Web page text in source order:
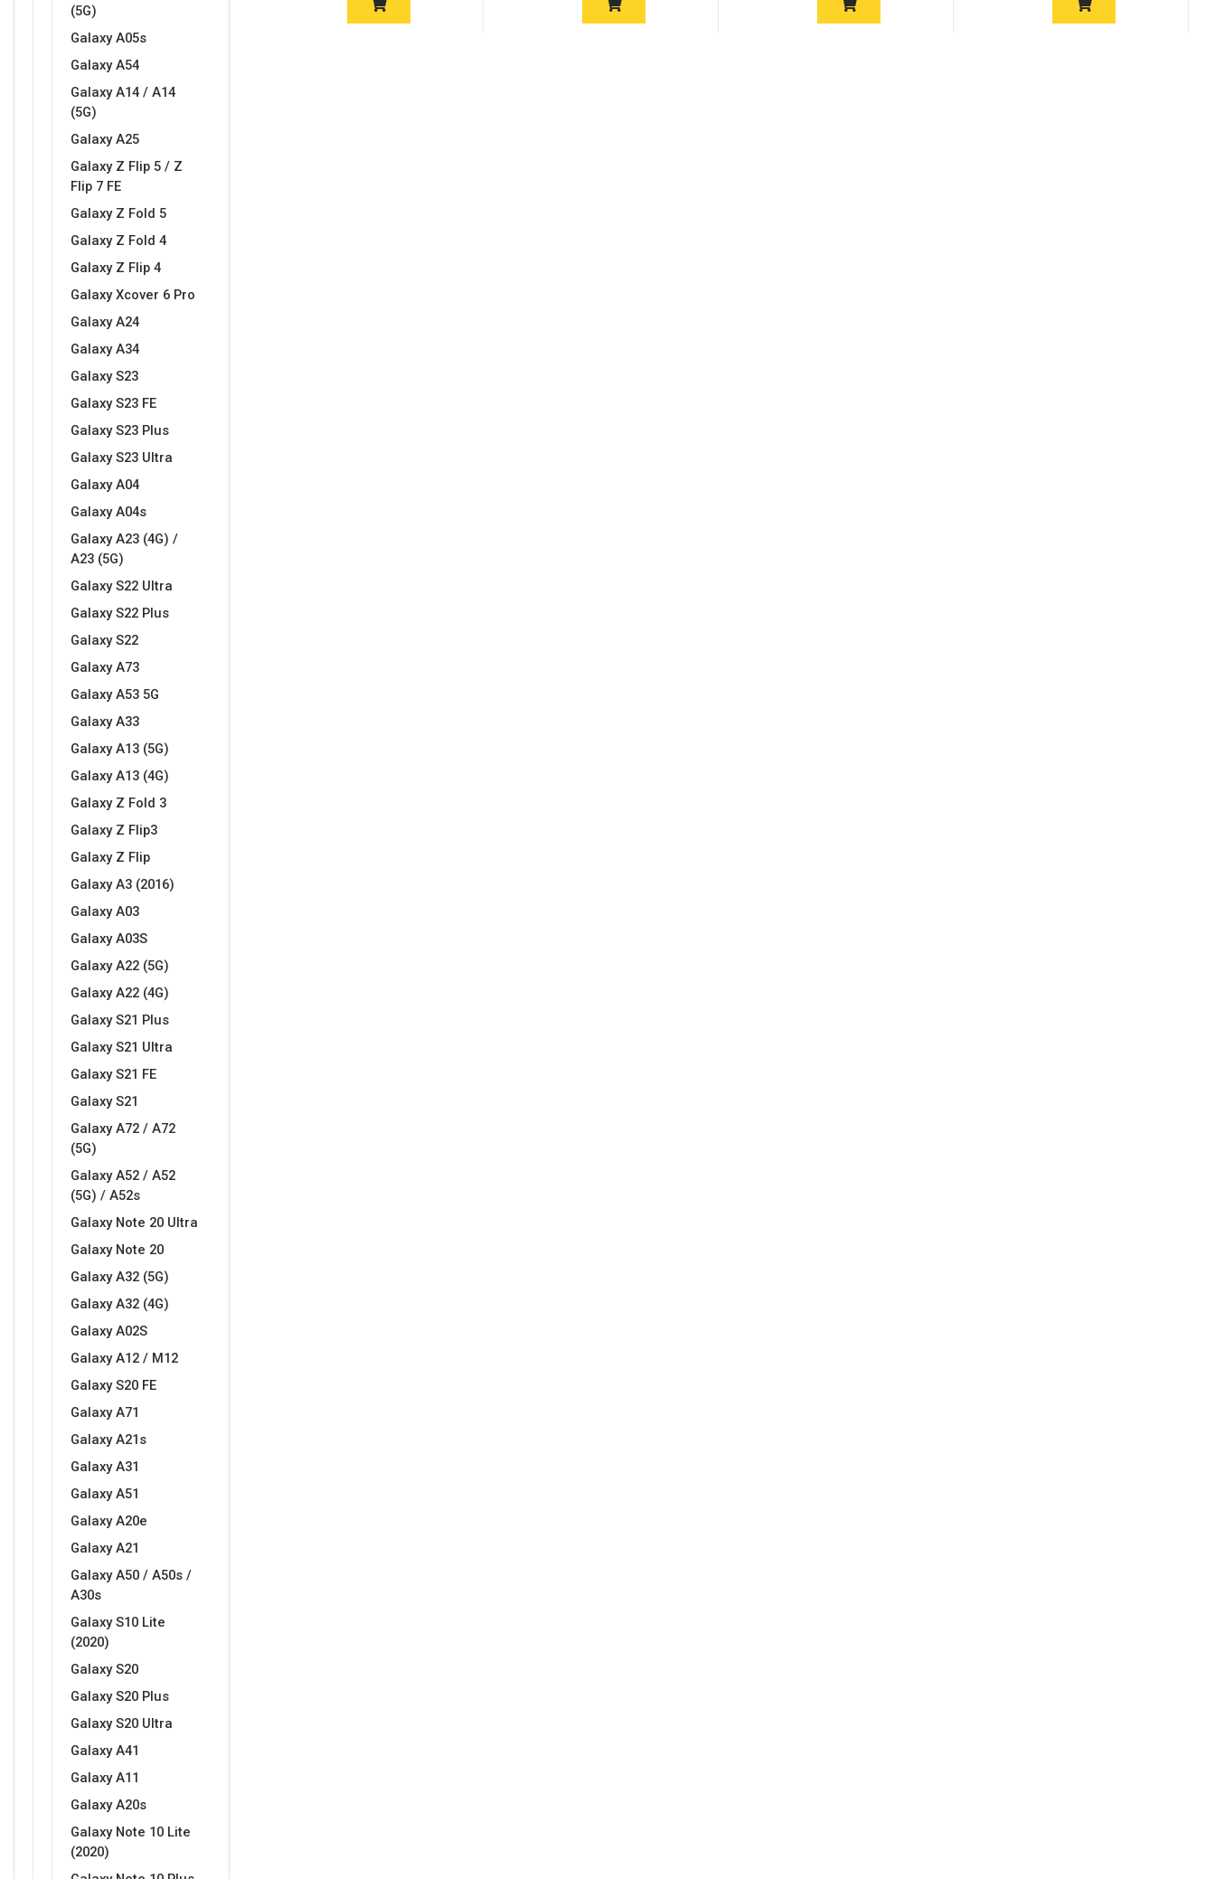
(5G)
Galaxy A05s
Galaxy A54
Galaxy A14 / A14
(5G)
Galaxy A25
Galaxy Z Flip 5 / Z
Flip 7 FE
Galaxy Z Fold 5
Galaxy Z Fold 4
Galaxy Z Flip 4
Galaxy Xcover 6 Pro
Galaxy A24
Galaxy A34
Galaxy S23
Galaxy S23 FE
Galaxy S23 Plus
Galaxy S23 Ultra
Galaxy A04
Galaxy A04s
Galaxy A23 (4G) /
A23 (5G)
Galaxy S22 Ultra
Galaxy S22 Plus
Galaxy S22
Galaxy A73
Galaxy A53 5G
Galaxy A33
Galaxy A13 (5G)
Galaxy A13 (4G)
Galaxy Z Fold 3
Galaxy Z Flip3
Galaxy Z Flip
Galaxy A3 (2016)
Galaxy A03
Galaxy A03S
Galaxy A22 (5G)
Galaxy A22 (4G)
Galaxy S21 Plus
Galaxy S21 Ultra
Galaxy S21 FE
Galaxy S21
Galaxy A72 / A72
(5G)
Galaxy A52 / A52
(5G) / A52s
Galaxy Note 20 Ultra
Galaxy Note 20
Galaxy A32 (5G)
Galaxy A32 (4G)
Galaxy A02S
Galaxy A12 / M12
Galaxy S20 FE
Galaxy A71
Galaxy A21s
Galaxy A31
Galaxy A51
Galaxy A20e
Galaxy A21
Galaxy A50 / A50s /
A30s
Galaxy S10 Lite
(2020)
Galaxy S20
Galaxy S20 Plus
Galaxy S20 Ultra
Galaxy A41
Galaxy A11
Galaxy A20s
Galaxy Note 10 Lite
(2020)
Quotes Collection
Zodiac
Doodles
Monogrami
Za njega
Mandale / Cvjetni motivi
MarbleMania
Crtani filmovi
Obiteljski motivi